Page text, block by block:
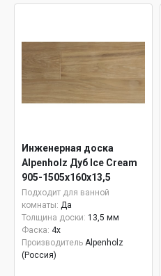
Инженерная доска
Alpenholz Дуб Ice Cream
905-1505х160х13,5
Подходит для ванной
комнаты: Да
Толщина доски: 13,5 мм
Фаска: 4x
Производитель Alpenholz
(Россия)